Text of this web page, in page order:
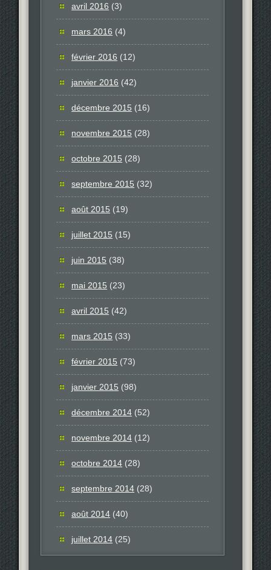
avril 2016 (3)
mars 2016 (4)
février 2016 (12)
janvier 2016 (42)
décembre 2015 (16)
novembre 2015 (28)
octobre 2015 (28)
septembre 2015 (32)
août 2015 (19)
juillet 2015 (15)
juin 2015 (38)
mai 2015 (23)
avril 2015 (42)
mars 2015 (33)
février 2015 (73)
janvier 2015 (98)
décembre 2014 (52)
novembre 2014 (12)
octobre 2014 (28)
septembre 2014 (28)
août 2014 (40)
juillet 2014 (25)